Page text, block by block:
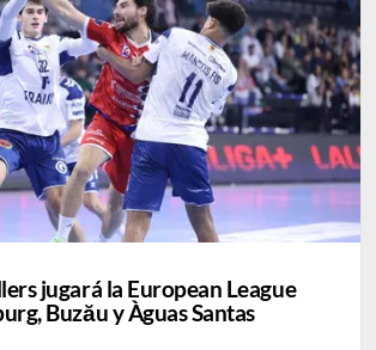
jugará la European League
Buzău y Àguas Santas